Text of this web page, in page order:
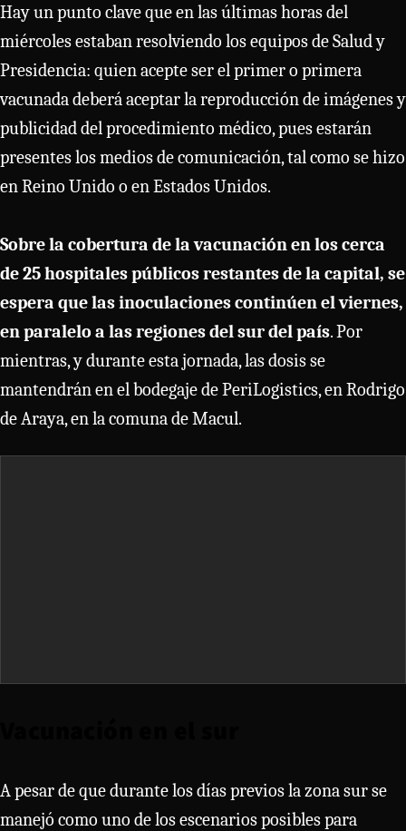
Hay un punto clave que en las últimas horas del
miércoles estaban resolviendo los equipos de Salud y
Presidencia: quien acepte ser el primer o primera
vacunada deberá aceptar la reproducción de imágenes y
publicidad del procedimiento médico, pues estarán
presentes los medios de comunicación, tal como se hizo
en Reino Unido o en Estados Unidos.
Sobre la cobertura de la vacunación en los cerca
de 25 hospitales públicos restantes de la capital, se
espera que las inoculaciones continúen el viernes,
en paralelo a las regiones del sur del país. Por
mientras, y durante esta jornada, las dosis se
mantendrán en el bodegaje de PeriLogistics, en Rodrigo
de Araya, en la comuna de Macul.
A pesar de que durante los días previos la zona sur se
manejó como uno de los escenarios posibles para